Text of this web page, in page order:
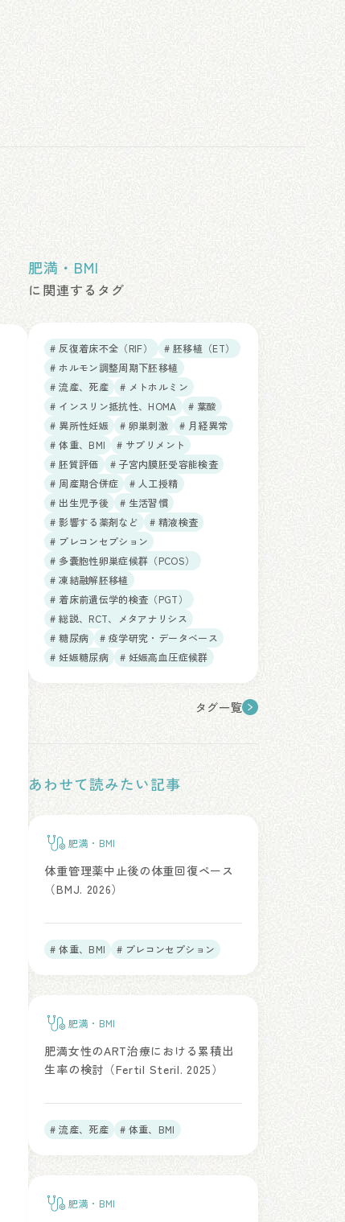
肥満・BMI
に関連するタグ
# 反復着床不全（RIF）
# 胚移植（ET）
# ホルモン調整周期下胚移植
# 流産、死産
# メトホルミン
# インスリン抵抗性、HOMA
# 葉酸
# 異所性妊娠
# 卵巣刺激
# 月経異常
# 体重、BMI
# サプリメント
# 胚質評価
# 子宮内膜胚受容能検査
# 周産期合併症
# 人工授精
# 出生児予後
# 生活習慣
# 影響する薬剤など
# 精液検査
# プレコンセプション
# 多嚢胞性卵巣症候群（PCOS）
# 凍結融解胚移植
# 着床前遺伝学的検査（PGT）
# 総説、RCT、メタアナリシス
# 糖尿病
# 疫学研究・データベース
# 妊娠糖尿病
# 妊娠高血圧症候群
タグ一覧
あわせて読みたい記事
肥満・BMI
体重管理薬中止後の体重回復ペース
（BMJ. 2026）
# 体重、BMI # プレコンセプション
肥満・BMI
肥満女性のART治療における累積出
生率の検討（Fertil Steril. 2025）
# 流産、死産 # 体重、BMI
肥満・BMI